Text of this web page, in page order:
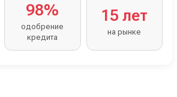
98%
одобрение
кредита
15 лет
на рынке